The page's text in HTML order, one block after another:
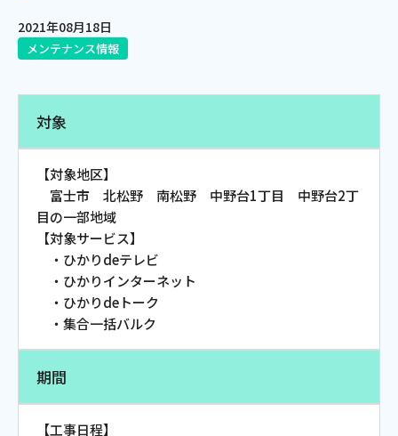
おトクな情報
対応エリア
2021年08月18日
メンテナンス情報
対象
【対象地区】
富士市 北松野 南松野 中野台1丁目 中野台2丁
目の一部地域
【対象サービス】
・ひかりdeテレビ
・ひかりインターネット
・ひかりdeトーク
・集合一括バルク
期間
【工事日程】